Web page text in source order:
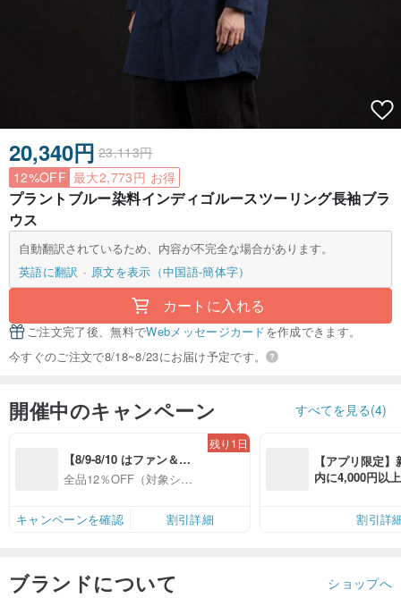
20,340円 23,113円
12%OFF 最大2,773円 お得
プラントブルー染料インディゴルースツーリング長袖ブラ
ウス
自動翻訳されているため、内容が不完全な場合があります。
英語に翻訳
原文を表示（中国語-簡体字）
カートに入れる
ご注文完了後、無料でWebメッセージカードを作成できます。
今すぐのご注文で8/18~8/23にお届け予定です。
開催中のキャンペーン すべてを見る(4)
【8/9-8/10 はファン＆会
員感謝デー】対象ショッ
全品12％OFF（対象ショ
残り1日
キャンペーンを確認 割引詳細
【アプリ限定
内に4,000円以
割引詳
ブランドについて ショップへ